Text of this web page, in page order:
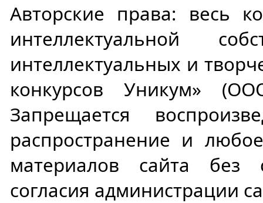
Авторские права: весь
интеллектуальной
интеллектуальных и
конкурсов Уникум»
Запрещается
распространение и
материалов сайта без
согласия администрации